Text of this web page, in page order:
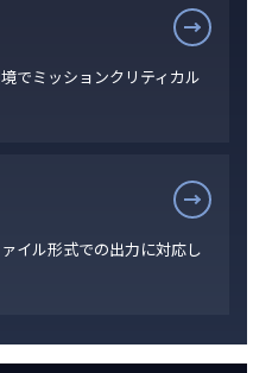
でミッションクリティカル
イル形式での出力に対応し